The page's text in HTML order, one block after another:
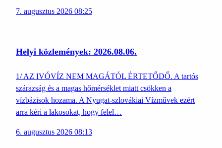
7. augusztus 2026 08:25
Helyi közlemények: 2026.08.06.
1/ AZ IVÓVÍZ NEM MAGÁTÓL ÉRTETŐDŐ. A tartós
szárazság és a magas hőmérséklet miatt csökken a
vízbázisok hozama. A Nyugat-szlovákiai Vízművek ezért
arra kéri a lakosokat, hogy felel…
6. augusztus 2026 08:13